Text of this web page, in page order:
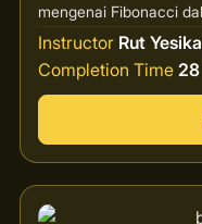
mengenai Fibonacci
Instructor Rut
Completion Time